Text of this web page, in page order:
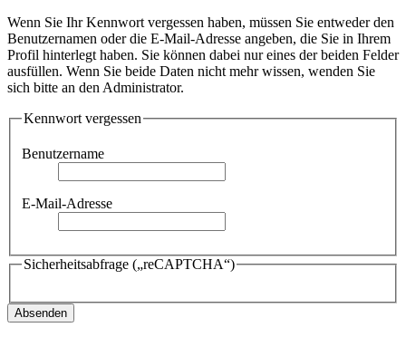
Wenn Sie Ihr Kennwort vergessen haben, müssen Sie entweder den
Benutzernamen oder die E-Mail-Adresse angeben, die Sie in Ihrem
Profil hinterlegt haben. Sie können dabei nur eines der beiden Felder
ausfüllen. Wenn Sie beide Daten nicht mehr wissen, wenden Sie
sich bitte an den Administrator.
Kennwort vergessen
Benutzername
E-Mail-Adresse
Sicherheitsabfrage („reCAPTCHA“)